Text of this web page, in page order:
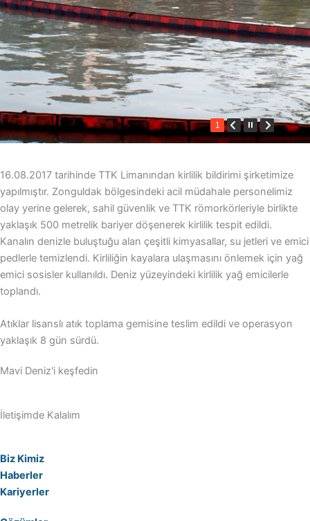
1
16.08.2017 tarihinde TTK Limanından kirlilik bildirimi şirketimize
yapılmıştır. Zonguldak bölgesindeki acil müdahale personelimiz
olay yerine gelerek, sahil güvenlik ve TTK römorkörleriyle birlikte
yaklaşık 500 metrelik bariyer döşenerek kirlilik tespit edildi.
Kanalın denizle buluştuğu alan çeşitli kimyasallar, su jetleri ve emici
pedlerle temizlendi. Kirliliğin kayalara ulaşmasını önlemek için yağ
emici sosisler kullanıldı. Deniz yüzeyindeki kirlilik yağ emicilerle
toplandı.
Atıklar lisanslı atık toplama gemisine teslim edildi ve operasyon
yaklaşık 8 gün sürdü.
Mavi Deniz'i keşfedin
İletişimde Kalalım
Biz Kimiz
Haberler
Kariyerler